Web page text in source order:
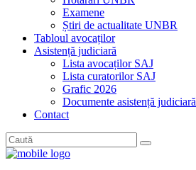
Examene
Știri de actualitate UNBR
Tabloul avocaților
Asistență judiciară
Lista avocaților SAJ
Lista curatorilor SAJ
Grafic 2026
Documente asistență judiciară
Contact